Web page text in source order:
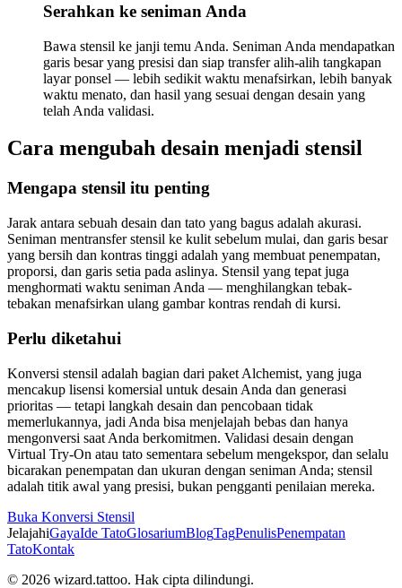
Serahkan ke seniman Anda
Bawa stensil ke janji temu Anda. Seniman Anda mendapatkan
garis besar yang presisi dan siap transfer alih-alih tangkapan
layar ponsel — lebih sedikit waktu menafsirkan, lebih banyak
waktu menato, dan hasil yang sesuai dengan desain yang
telah Anda validasi.
Cara mengubah desain menjadi stensil
Mengapa stensil itu penting
Jarak antara sebuah desain dan tato yang bagus adalah akurasi.
Seniman mentransfer stensil ke kulit sebelum mulai, dan garis besar
yang bersih dan kontras tinggi adalah yang membuat penempatan,
proporsi, dan garis setia pada aslinya. Stensil yang tepat juga
menghormati waktu seniman Anda — menghilangkan tebak-
tebakan menafsirkan ulang gambar kontras rendah di kursi.
Perlu diketahui
Konversi stensil adalah bagian dari paket Alchemist, yang juga
mencakup lisensi komersial untuk desain Anda dan generasi
prioritas — tetapi langkah desain dan pencobaan tidak
memerlukannya, jadi Anda bisa menjelajah bebas dan hanya
mengonversi saat Anda berkomitmen. Validasi desain dengan
Virtual Try-On atau tato sementara sebelum mengekspor, dan selalu
bicarakan penempatan dan ukuran dengan seniman Anda; stensil
adalah titik awal yang presisi, bukan pengganti penilaian mereka.
Buka Konversi Stensil
JelajahiGayaIde TatoGlosariumBlogTagPenulisPenempatan
TatoKontak
© 2026 wizard.tattoo. Hak cipta dilindungi.